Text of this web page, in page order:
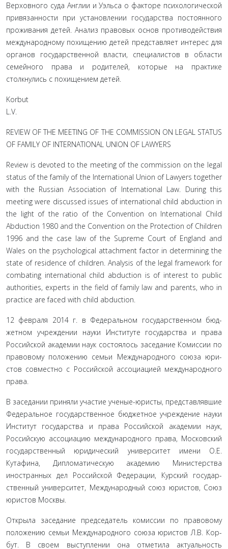
Верховного суда Англии и Уэльса о факторе психологической
привязанности при установлении государства постоянного
проживания детей. Анализ правовых основ противодействия
международному похищению детей представляет интерес для
органов государственной власти, специалистов в области
семейного права и родителей, которые на практике
столкнулись с похищением детей.
Korbut
REVIEW OF THE MEETING OF THE COMMISSION ON LEGAL STATUS
OF FAMILY OF INTERNATIONAL UNION OF LAWYERS
Review is devoted to the meeting of the commission on the legal
status of the family of the International Union of Lawyers together
with the Russian Association of International Law. During this
meeting were discussed issues of international child abduction in
the light of the ratio of the Convention on International Child
Abduction 1980 and the Convention on the Protection of Children
1996 and the case law of the Supreme Court of England and
Wales on the psychological attachment factor in determining the
state of residence of children. Analysis of the legal framework for
combating international child abduction is of interest to public
authorities, experts in the field of family law and parents, who in
practice are faced with child abduction.
12 февраля 2014 г. в Федеральном государственном бюд­
жетном учреждении науки Институте государства и права
Российской академии наук состоялось заседание Комиссии по
правовому положению семьи Международного союза юри­
стов совместно с Российской ассоциацией международного
права.
В заседании приняли участие ученые-юристы, представ­лявшие
Федеральное государственное бюджетное учреждение науки
Институт государства и права Российской академии наук,
Российскую ассоциацию международного права, Мо­сковский
государственный юридический университет имени О.Е.
Кутафина, Дипломатическую академию Министерства
иностранных дел Российской Федерации, Курский государ­
ственный университет, Международный союз юристов, Союз
юристов Москвы.
Открыла заседание председатель комиссии по правовому
положению семьи Международного союза юристов Л.В. Кор­
бут. В своем выступлении она отметила актуальность